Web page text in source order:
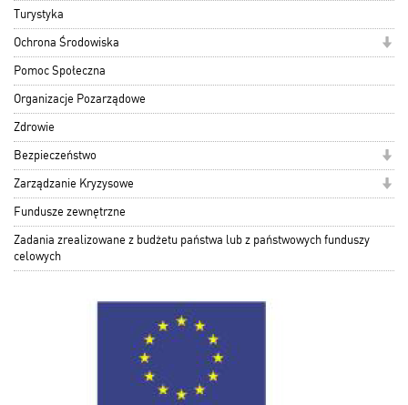
Turystyka
Ochrona Środowiska
Pomoc Społeczna
Organizacje Pozarządowe
Zdrowie
Bezpieczeństwo
Zarządzanie Kryzysowe
Fundusze zewnętrzne
Zadania zrealizowane z budżetu państwa lub z państwowych funduszy
celowych